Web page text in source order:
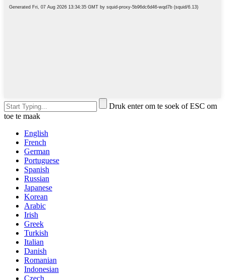
Druk enter om te soek of ESC om
toe te maak
English
French
German
Portuguese
Spanish
Russian
Japanese
Korean
Arabic
Irish
Greek
Turkish
Italian
Danish
Romanian
Indonesian
Czech